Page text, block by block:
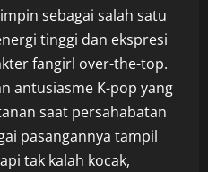
sebagai salah satu
tinggi dan ekspresi
fangirl over-the-top.
antusiasme K-pop yang
saat persahabatan
pasangannya tampil
tak kalah kocak,